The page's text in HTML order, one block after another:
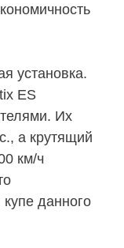
установка.
ES
Их
а крутящий
км/ч
данного